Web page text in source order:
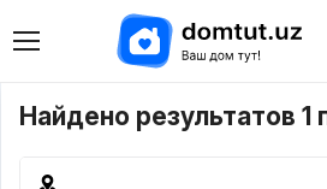
Найдено результатов 1